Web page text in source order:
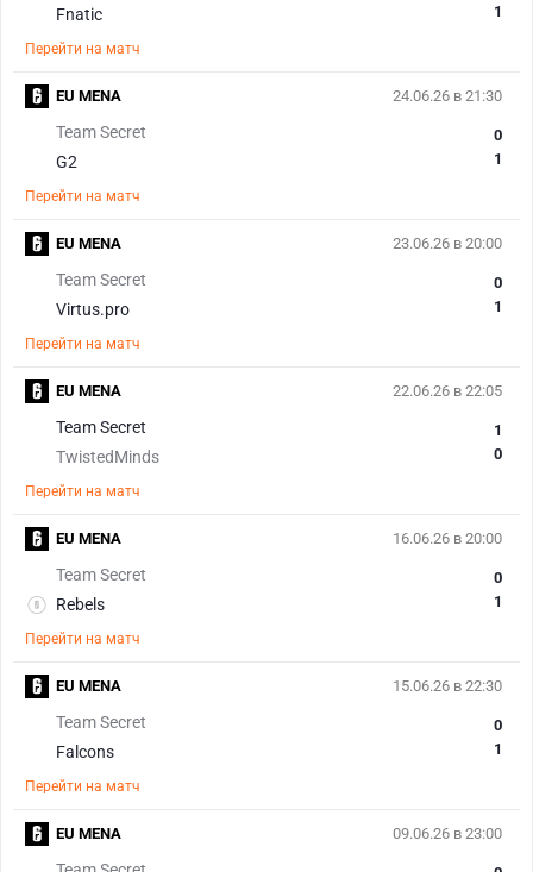
Fnatic
1
Перейти на матч
24.06.26 в 21:30
Team Secret
G2
0
1
Перейти на матч
EU MENA
23.06.26 в 20:00
Team Secret
Virtus.pro
0
1
Перейти на матч
EU MENA
22.06.26 в 22:05
Team Secret
TwistedMinds
1
0
Перейти на матч
EU MENA
16.06.26 в 20:00
Team Secret
Rebels
0
1
Перейти на матч
EU MENA
15.06.26 в 22:30
Team Secret
Falcons
0
1
Перейти на матч
EU MENA
09.06.26 в 23:00
EU MENA